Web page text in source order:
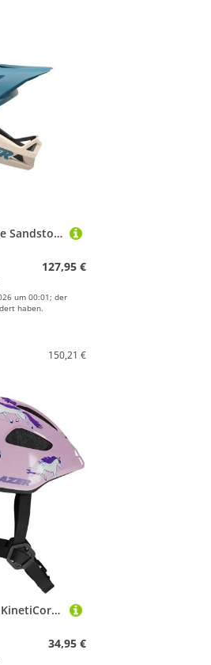
Lazer Chase KC Matte Sandstorm 24
127,95 €
um 00:01; der
haben.
150,21 €
Lazer Helm Nutz 2.0 KinetiCore Kids & Junior Unicorns Unisize 50-56 cm
34,95 €